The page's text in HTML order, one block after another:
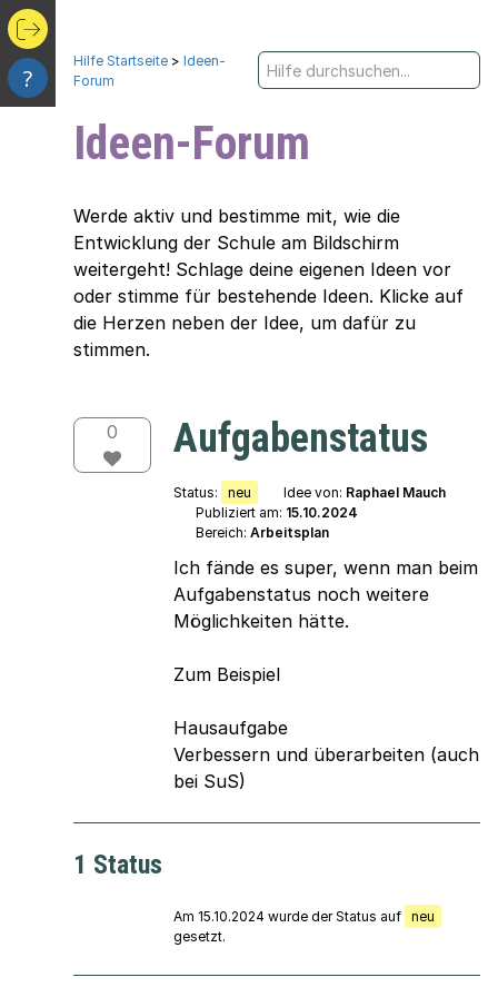
?
Hilfe Startseite > Ideen-
Forum
Ideen-Forum
Werde aktiv und bestimme mit, wie die
Entwicklung der Schule am Bildschirm
weitergeht! Schlage deine eigenen Ideen vor
oder stimme für bestehende Ideen. Klicke auf
die Herzen neben der Idee, um dafür zu
stimmen.
0 Aufgabenstatus
Status: neu Idee von: Raphael Mauch
Publiziert am: 15.10.2024
Bereich: Arbeitsplan
Ich fände es super, wenn man beim
Aufgabenstatus noch weitere
Möglichkeiten hätte.
Zum Beispiel
Hausaufgabe
Verbessern und überarbeiten (auch
bei SuS)
1 Status
Am 15.10.2024 wurde der Status auf neu
gesetzt.